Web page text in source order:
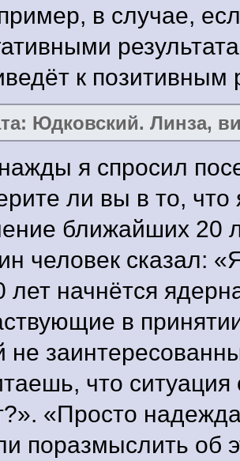
в случае,
к позитивным
Юдковский. Линза,
я спросил
ли вы в то, что
ближайших 20
человек сказал:
лет начнётся
в
не
что
«Просто
поразмыслить об